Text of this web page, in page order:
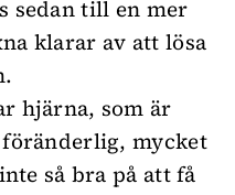
sedan till en mer
klarar av att lösa
hjärna, som är
mycket
så bra på att få